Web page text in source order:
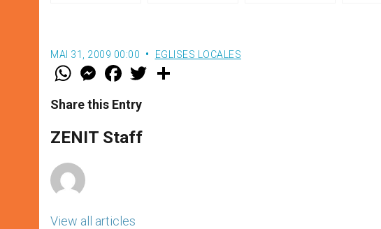
MAI 31, 2009 00:00 EGLISES LOCALES
W
t
s
p
p
M
e
s
e
g
e
F
a
e
b
o
k
w
Share this Entry
ZENIT Staff
View all articles